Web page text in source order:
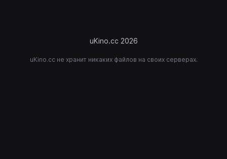
uKino.cc 2026
uKino.cc не хранит никаких файлов на своих серверах.